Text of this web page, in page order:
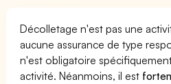
Décolletage n'est pas une
aucune assurance de type
n'est obligatoire
activité. Néanmoins, il est